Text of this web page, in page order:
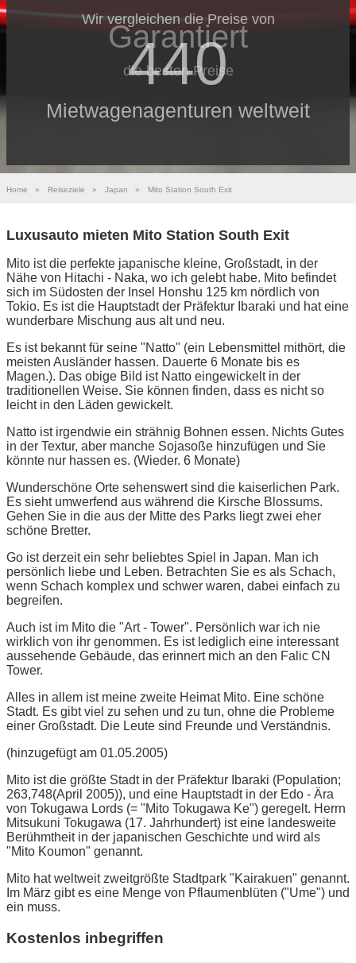
Wir vergleichen die Preise von
440
Mietwagenagenturen weltweit
Garantiert
die besten Preise
Home » Reiseziele » Japan » Mito Station South Exit
Luxusauto mieten Mito Station South Exit
Mito ist die perfekte japanische kleine, Großstadt, in der
Nähe von Hitachi - Naka, wo ich gelebt habe. Mito befindet
sich im Südosten der Insel Honshu 125 km nördlich von
Tokio. Es ist die Hauptstadt der Präfektur Ibaraki und hat eine
wunderbare Mischung aus alt und neu.
Es ist bekannt für seine "Natto" (ein Lebensmittel mithört, die
meisten Ausländer hassen. Dauerte 6 Monate bis es
Magen.). Das obige Bild ist Natto eingewickelt in der
traditionellen Weise. Sie können finden, dass es nicht so
leicht in den Läden gewickelt.
Natto ist irgendwie ein strähnig Bohnen essen. Nichts Gutes
in der Textur, aber manche Sojasoße hinzufügen und Sie
könnte nur hassen es. (Wieder. 6 Monate)
Wunderschöne Orte sehenswert sind die kaiserlichen Park.
Es sieht umwerfend aus während die Kirsche Blossums.
Gehen Sie in die aus der Mitte des Parks liegt zwei eher
schöne Bretter.
Go ist derzeit ein sehr beliebtes Spiel in Japan. Man ich
persönlich liebe und Leben. Betrachten Sie es als Schach,
wenn Schach komplex und schwer waren, dabei einfach zu
begreifen.
Auch ist im Mito die "Art - Tower". Persönlich war ich nie
wirklich von ihr genommen. Es ist lediglich eine interessant
aussehende Gebäude, das erinnert mich an den Falic CN
Tower.
Alles in allem ist meine zweite Heimat Mito. Eine schöne
Stadt. Es gibt viel zu sehen und zu tun, ohne die Probleme
einer Großstadt. Die Leute sind Freunde und Verständnis.
(hinzugefügt am 01.05.2005)
Mito ist die größte Stadt in der Präfektur Ibaraki (Population;
263,748(April 2005)), und eine Hauptstadt in der Edo - Ära
von Tokugawa Lords (= "Mito Tokugawa Ke") geregelt. Herrn
Mitsukuni Tokugawa (17. Jahrhundert) ist eine landesweite
Berühmtheit in der japanischen Geschichte und wird als
"Mito Koumon" genannt.
Mito hat weltweit zweitgrößte Stadtpark "Kairakuen" genannt.
Im März gibt es eine Menge von Pflaumenblüten ("Ume") und
ein muss.
Kostenlos inbegriffen